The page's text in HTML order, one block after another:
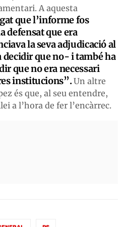
A aquesta
que l’informe fos
defensat que era
la seva adjudicació al
que no- i també ha
que no era necessari
institucions”.Un altre
és que, al seu entendre,
a l’hora de fer l’encàrrec.